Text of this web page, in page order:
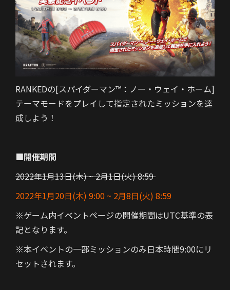
RANKEDの[スパイダーマン™：ノー・ウェイ・ホーム]
テーマモードをプレイして指定されたミッションを達
成しよう！
■開催期間
2022年1月13日(木) ~ 2月1日(火) 8:59
2022年1月20日(木) 9:00 ~ 2月8日(火) 8:59
※ゲーム内イベントページの開催期間はUTC基準の表
記となります。
※本イベントの一部ミッションのみ日本時間9:00にリ
セットされます。